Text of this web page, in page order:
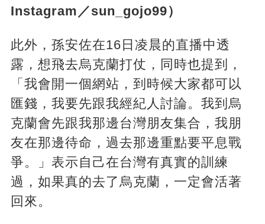
Instagram／sun_gojo99）
此外，孫安佐在16日凌晨的直播中透
露，想飛去烏克蘭打仗，同時也提到，
「我會開一個網站，到時候大家都可以
匯錢，我要先跟我經紀人討論。我到烏
克蘭會先跟我那邊台灣朋友集合，我朋
友在那邊待命，過去那邊重點要平息戰
爭。」表示自己在台灣有真實的訓練
過，如果真的去了烏克蘭，一定會活著
回來。